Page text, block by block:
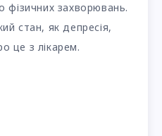
фізичних захворювань.
стан, як депресія,
це з лікарем.